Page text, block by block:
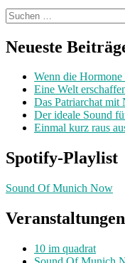
Suchen
nach:
Neueste
Wenn die
Eine Welt
Das Patriarchat mit
Der ideale Sound
Einmal kurz raus
Spotify-Playlist
Sound Of Munich Now
Veranstaltungen
10 im quadrat